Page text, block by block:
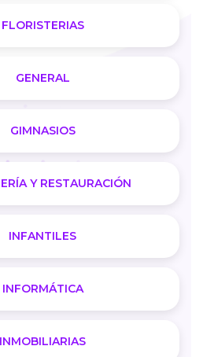
FLORISTERIAS
GENERAL
GIMNASIOS
Y RESTAURACIÓN
INFANTILES
INFORMÁTICA
INMOBILIARIAS